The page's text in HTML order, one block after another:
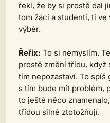
řekl, že by si prostě dal
tom žáci a studenti, ti
výběr.
Řeřix: To si nemyslím.
prostě změní třídu, když
tím nepozastaví. To
s tím bude mít problém,
to ještě něco
třídou silně ztotožňují.